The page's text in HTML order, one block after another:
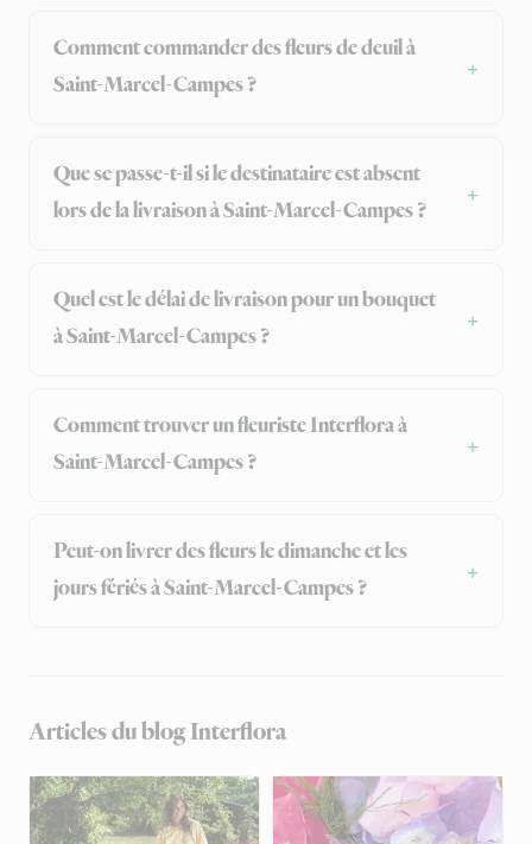
Comment commander des fleurs de deuil à
Saint-Marcel-Campes ?
Que se passe-t-il si le destinataire est absent
lors de la livraison à Saint-Marcel-Campes ?
Quel est le délai de livraison pour un bouquet
à Saint-Marcel-Campes ?
Comment trouver un fleuriste Interflora à
Saint-Marcel-Campes ?
Peut-on livrer des fleurs le dimanche et les
jours fériés à Saint-Marcel-Campes ?
Articles du blog Interflora